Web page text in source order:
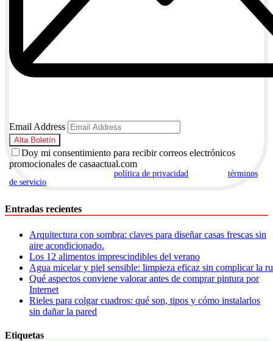
Email Address
Doy mi consentimiento para recibir correos electrónicos
promocionales de casaactual.com
política de privacidad
términos
de servicio
Entradas recientes
Arquitectura con sombra: claves para diseñar casas frescas sin
aire acondicionado.
Los 12 alimentos imprescindibles del verano
Agua micelar y piel sensible: limpieza eficaz sin complicar la
Qué aspectos conviene valorar antes de comprar pintura por
Internet
Rieles para colgar cuadros: qué son, tipos y cómo instalarlos
sin dañar la pared
Etiquetas